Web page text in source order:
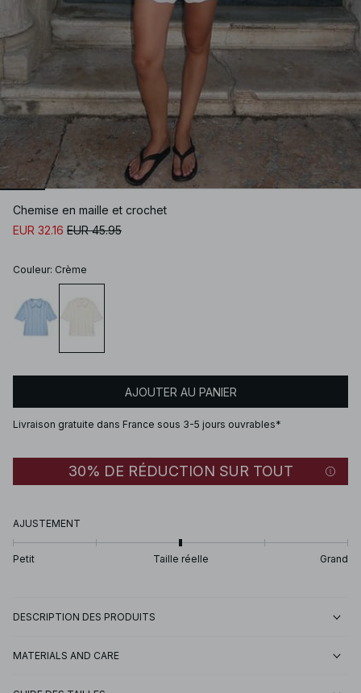
Chemise en maille et crochet
EUR 32.16 EUR 45.95
Couleur: Crème
AJOUTER AU PANIER
Livraison gratuite dans France sous 3-5 jours ouvrables*
30% DE RÉDUCTION SUR TOUT
AJUSTEMENT
Petit Taille réelle Grand
DESCRIPTION DES PRODUITS
MATERIALS AND CARE